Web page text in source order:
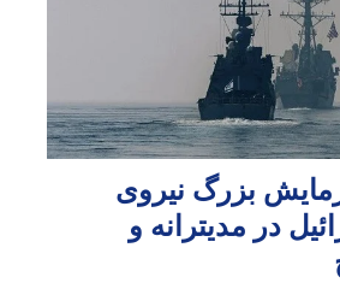
بزرگ نیروی
در مدیترانه و